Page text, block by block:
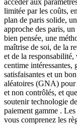
accéder aux
limitée par les coûts,
plan de paris solide,
approche des paris,
bien pensée, une
maîtrise de soi, de la
et de la responsabilité,
centime intéressantes,
satisfaisantes et un
aléatoires (GNA) pour
et non contrôlés, et
soutenir technologie
paiement gamme .
vous comprenez les